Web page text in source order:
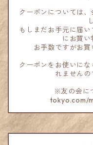
クーポンについては
もしまだお手元に届
にお買い
お手数ですがお買
クーポンをお使いに
れませんの
※友の会
tokyo.com/